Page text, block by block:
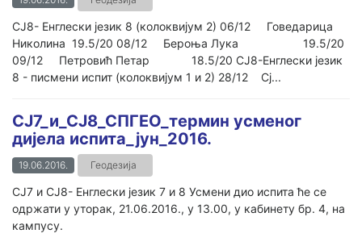
СЈ8- Енглески језик 8 (колоквијум 2) 06/12 Говедарица
Николина 19.5/20 08/12 Бероња Лука 19.5/20
09/12 Петровић Петар 18.5/20 СЈ8-Енглески језик
8 - писмени испит (колоквијум 1 и 2) 28/12 Сј...
СЈ7_и_СЈ8_СПГЕО_термин усменог
дијела испита_јун_2016.
19.06.2016. Геодезија
СЈ7 и СЈ8- Енглески језик 7 и 8 Усмени дио испита ће се
одржати у уторак, 21.06.2016., у 13.00, у кабинету бр. 4, на
кампусу.